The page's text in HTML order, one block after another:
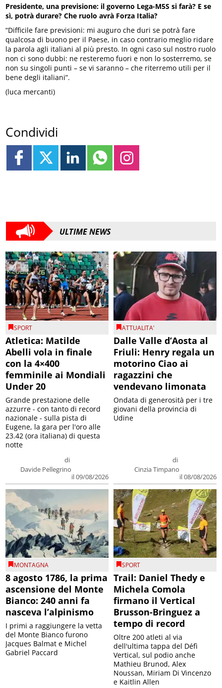
Presidente, una previsione: il governo Lega-M5S si farà? E se
sì, potrà durare? Che ruolo avrà Forza Italia?
“Difficile fare previsioni: mi auguro che duri se potrà fare
qualcosa di buono per il Paese, in caso contrario meglio ridare
la parola agli italiani al più presto. In ogni caso sul nostro ruolo
non ci sono dubbi: ne resteremo fuori e non lo sosterremo, se
non su singoli punti – se vi saranno – che riterremo utili per il
bene degli italiani”.
(luca mercanti)
Condividi
ULTIME NEWS
SPORT
Atletica: Matilde
Abelli vola in finale
con la 4×400
femminile ai Mondiali
Under 20
di
Davide Pellegrino
il 09/08/2026
Grande prestazione delle
azzurre - con tanto di record
nazionale - sulla pista di
Eugene, la gara per l'oro alle
23.42 (ora italiana) di questa
notte
ATTUALITA'
Dalle Valle d’Aosta al
Friuli: Henry regala un
motorino Ciao ai
ragazzini che
vendevano limonata
di
Cinzia Timpano
il 08/08/2026
Ondata di generosità per i tre
giovani della provincia di
Udine
MONTAGNA
8 agosto 1786, la prima
ascensione del Monte
Bianco: 240 anni fa
nasceva l’alpinismo
I primi a raggiungere la vetta
del Monte Bianco furono
Jacques Balmat e Michel
Gabriel Paccard
SPORT
Trail: Daniel Thedy e
Michela Comola
firmano il Vertical
Brusson-Bringuez a
tempo di record
Oltre 200 atleti al via
dell'ultima tappa del Défì
Vertical, sul podio anche
Mathieu Brunod, Alex
Noussan, Miriam Di Vincenzo
e Kaitlin Allen